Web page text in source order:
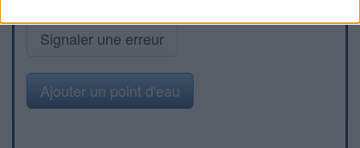
Signaler une erreur
Ajouter un point d'eau